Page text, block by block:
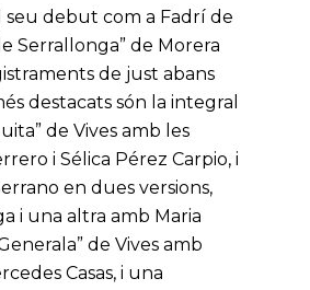
seu debut com a Fadrí de
Serrallonga” de Morera
de just abans
destacats són la integral
de Vives amb les
i Sélica Pérez Carpio, i
en dues versions,
i una altra amb Maria
de Vives amb
Casas, i una